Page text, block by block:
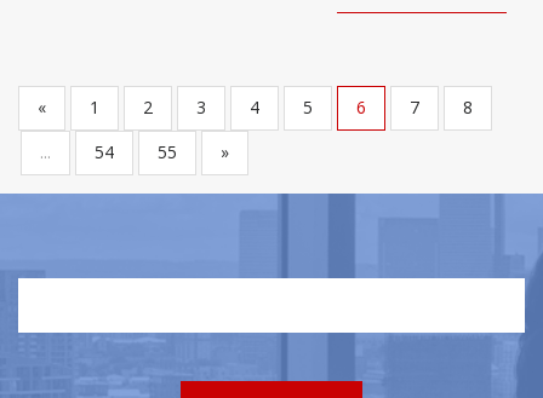
« 1 2 3 4 5 6 7
8
...
54 55 »